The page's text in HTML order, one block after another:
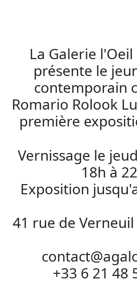
La Galerie
présente le
contemporain
Romario Rolook
première
Vernissage le
18h à
Exposition
41 rue de
+33 6 21 48